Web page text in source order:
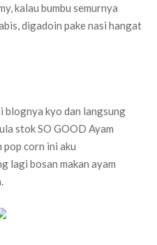
kalau bumbu semurnya
digadoin pake nasi hangat
blognya kyo dan langsung
stok SO GOOD Ayam
pop corn ini aku
lagi bosan makan ayam